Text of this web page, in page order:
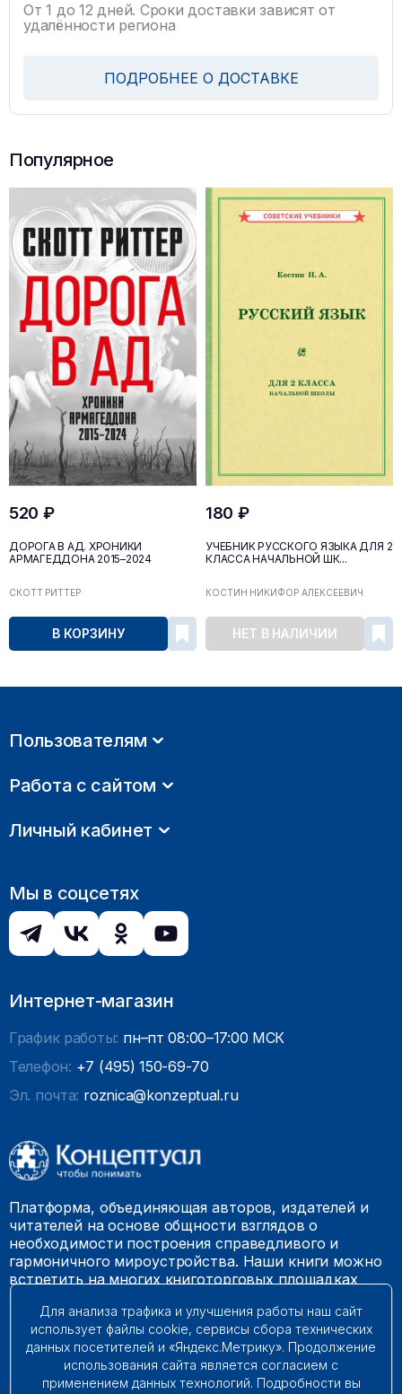
От 1 до 12 дней. Сроки доставки зависят от
удалённости региона
ПОДРОБНЕЕ О ДОСТАВКЕ
Популярное
520 ₽
ДОРОГА В АД. ХРОНИКИ
АРМАГЕДДОНА 2015–2024
СКОТТ РИТТЕР
В КОРЗИНУ
180 ₽
УЧЕБНИК РУССКОГО ЯЗЫКА ДЛЯ 2
КЛАССА НАЧАЛЬНОЙ ШК...
КОСТИН НИКИФОР АЛЕКСЕЕВИЧ
НЕТ В НАЛИЧИИ
Пользователям
Работа с сайтом
Личный кабинет
Мы в соцсетях
Интернет-магазин
График работы: пн–пт 08:00–17:00 МСК
Телефон: +7 (495) 150-69-70
Эл. почта: roznica@konzeptual.ru
Платформа, объединяющая авторов, издателей и
читателей на основе общности взглядов о
необходимости построения справедливого и
гармоничного мироустройства. Наши книги можно
встретить на многих книготорговых площадках
© 2009 – 2026. Все права защищены.
Для анализа трафика и улучшения работы наш сайт
использует файлы cookie, сервисы сбора технических
данных посетителей и «Яндекс.Метрику». Продолжение
использования сайта является согласием с
применением данных технологий. Подробности вы